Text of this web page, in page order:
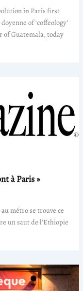
in Paris first
of ‘coffeology’
of Guatemala, today
à Paris »
métro se trouve ce
un saut de l’Ethiopie